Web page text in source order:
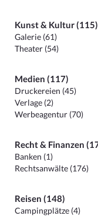
Kunst & Kultur (115)
Galerie (61)
Theater (54)
Medien (117)
Druckereien (45)
Verlage (2)
Werbeagentur (70)
Recht & Finanzen
Banken (1)
Rechtsanwälte (176)
Reisen (148)
Campingplätze (4)